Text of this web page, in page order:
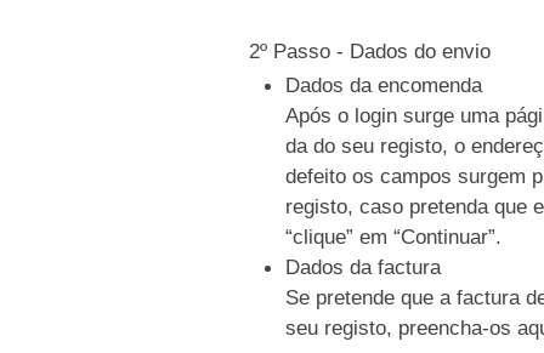
2º Passo - Dados do envio
Dados da encomenda
Após o login surge uma
da do seu registo, o
defeito os campos surgem
registo, caso pretenda que
“clique” em “Continuar”.
Dados da factura
Se pretende que a factura
seu registo, preencha-os